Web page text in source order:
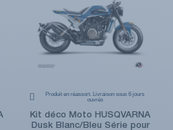
Produit en réassort. Livraison sous 6 jours
ouvrés
Kit déco Moto HUSQVARNA
Dusk Blanc/Bleu Série pour